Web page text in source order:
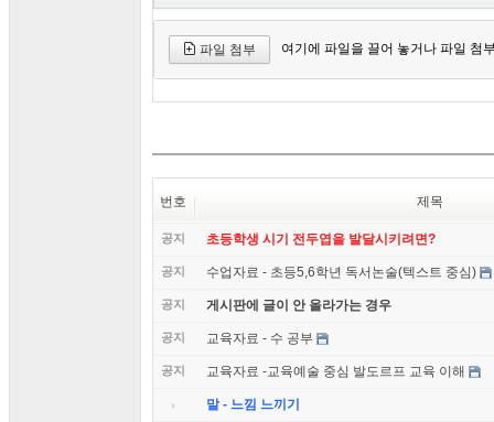
파일 첨부 여기에 파일을 끌어 놓거나 파일 첨
번호 제목
공지 초등학생 시기 전두엽을 발달시키려면?
공지 수업자료 - 초등5,6학년 독서논술(텍스트 중심)
공지 게시판에 글이 안 올라가는 경우
공지 교육자료 - 수 공부
공지 교육자료 -교육예술 중심 발도르프 교육 이해
말 - 느낌 느끼기